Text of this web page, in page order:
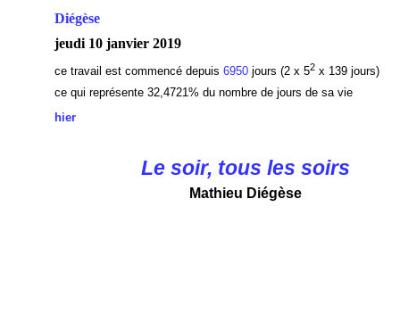
Diégèse
jeudi 10 janvier 2019
ce travail est commencé depuis 6950jours (2 x 52x 139 jours)
ce qui représente 32,4721% du nombre de jours de sa vie
hier
Le soir, tous les soirs
Mathieu Diégèse